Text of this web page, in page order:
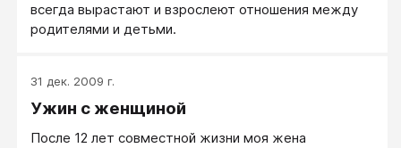
всегда вырастают и взрослеют отношения между
родителями и детьми.
31 дек. 2009 г.
Ужин с женщиной
После 12 лет совместной жизни моя жена